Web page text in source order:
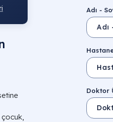
Adı -
Doktor